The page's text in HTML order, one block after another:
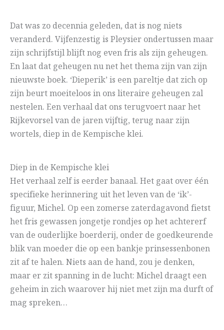
Dat was zo decennia geleden, dat is nog niets
veranderd. Vijfenzestig is Pleysier ondertussen maar
zijn schrijfstijl blijft nog even fris als zijn geheugen.
En laat dat geheugen nu net het thema zijn van zijn
nieuwste boek. ‘Dieperik’ is een pareltje dat zich op
zijn beurt moeiteloos in ons literaire geheugen zal
nestelen. Een verhaal dat ons terugvoert naar het
Rijkevorsel van de jaren vijftig, terug naar zijn
wortels, diep in de Kempische klei.
Diep in de Kempische klei
Het verhaal zelf is eerder banaal. Het gaat over één
specifieke herinnering uit het leven van de ‘ik’-
figuur, Michel. Op een zomerse zaterdagavond fietst
het fris gewassen jongetje rondjes op het achtererf
van de ouderlijke boerderij, onder de goedkeurende
blik van moeder die op een bankje prinsessenbonen
zit af te halen. Niets aan de hand, zou je denken,
maar er zit spanning in de lucht: Michel draagt een
geheim in zich waarover hij niet met zijn ma durft of
mag spreken…